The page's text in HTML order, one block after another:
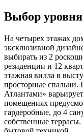
Выбор
На четырех этажах
эксклюзивной
выбирать из 2
резиденции и 12
этажная вилла в
просторные спальни.
Атлантами»
помещениях
гардеробные, до 4
собственные